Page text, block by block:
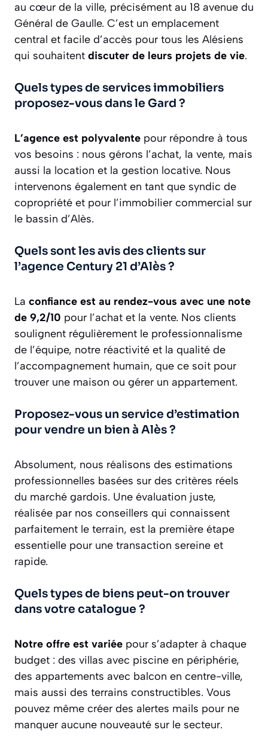
au cœur de la ville, précisément au 18 avenue du
Général de Gaulle. C’est un emplacement
central et facile d’accès pour tous les Alésiens
qui souhaitent discuter de leurs projets de vie.
Quels types de services immobiliers
proposez-vous dans le Gard ?
L’agence est polyvalente pour répondre à tous
vos besoins : nous gérons l’achat, la vente, mais
aussi la location et la gestion locative. Nous
intervenons également en tant que syndic de
copropriété et pour l’immobilier commercial sur
le bassin d’Alès.
Quels sont les avis des clients sur
l’agence Century 21 d’Alès ?
La confiance est au rendez-vous avec une note
de 9,2/10 pour l’achat et la vente. Nos clients
soulignent régulièrement le professionnalisme
de l’équipe, notre réactivité et la qualité de
l’accompagnement humain, que ce soit pour
trouver une maison ou gérer un appartement.
Proposez-vous un service d’estimation
pour vendre un bien à Alès ?
Absolument, nous réalisons des estimations
professionnelles basées sur des critères réels
du marché gardois. Une évaluation juste,
réalisée par nos conseillers qui connaissent
parfaitement le terrain, est la première étape
essentielle pour une transaction sereine et
rapide.
Quels types de biens peut-on trouver
dans votre catalogue ?
Notre offre est variée pour s’adapter à chaque
budget : des villas avec piscine en périphérie,
des appartements avec balcon en centre-ville,
mais aussi des terrains constructibles. Vous
pouvez même créer des alertes mails pour ne
manquer aucune nouveauté sur le secteur.